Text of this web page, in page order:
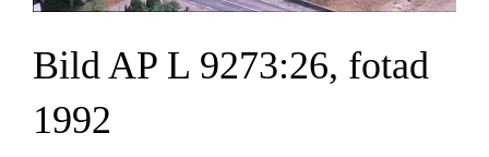
Bild AP L 9273:26, fotad
1992